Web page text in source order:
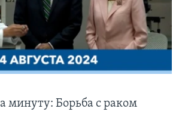
минуту: Борьба с раком